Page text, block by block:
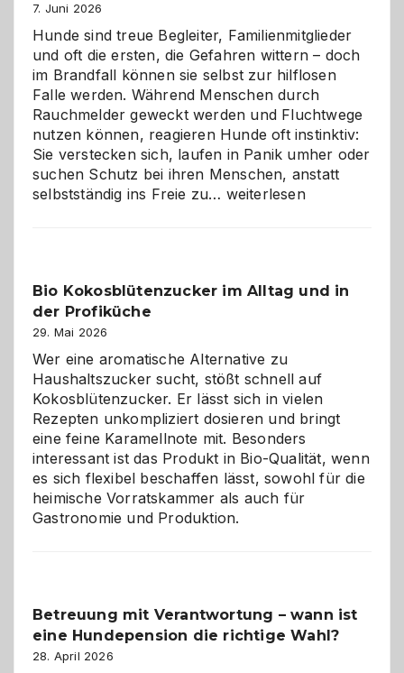
7. Juni 2026
Hunde sind treue Begleiter, Familienmitglieder
und oft die ersten, die Gefahren wittern – doch
im Brandfall können sie selbst zur hilflosen
Falle werden. Während Menschen durch
Rauchmelder geweckt werden und Fluchtwege
nutzen können, reagieren Hunde oft instinktiv:
Sie verstecken sich, laufen in Panik umher oder
suchen Schutz bei ihren Menschen, anstatt
selbstständig ins Freie zu… Wenn
Gefahr
für
Hunde
im
eigenen
Zuhause
weiterlesen
Bio Kokosblütenzucker im Alltag und in
der Profiküche
29. Mai 2026
Wer eine aromatische Alternative zu
Haushaltszucker sucht, stößt schnell auf
Kokosblütenzucker. Er lässt sich in vielen
Rezepten unkompliziert dosieren und bringt
eine feine Karamellnote mit. Besonders
interessant ist das Produkt in Bio-Qualität, wenn
es sich flexibel beschaffen lässt, sowohl für die
heimische Vorratskammer als auch für
Gastronomie und Produktion.
Betreuung mit Verantwortung – wann ist
eine Hundepension die richtige Wahl?
28. April 2026